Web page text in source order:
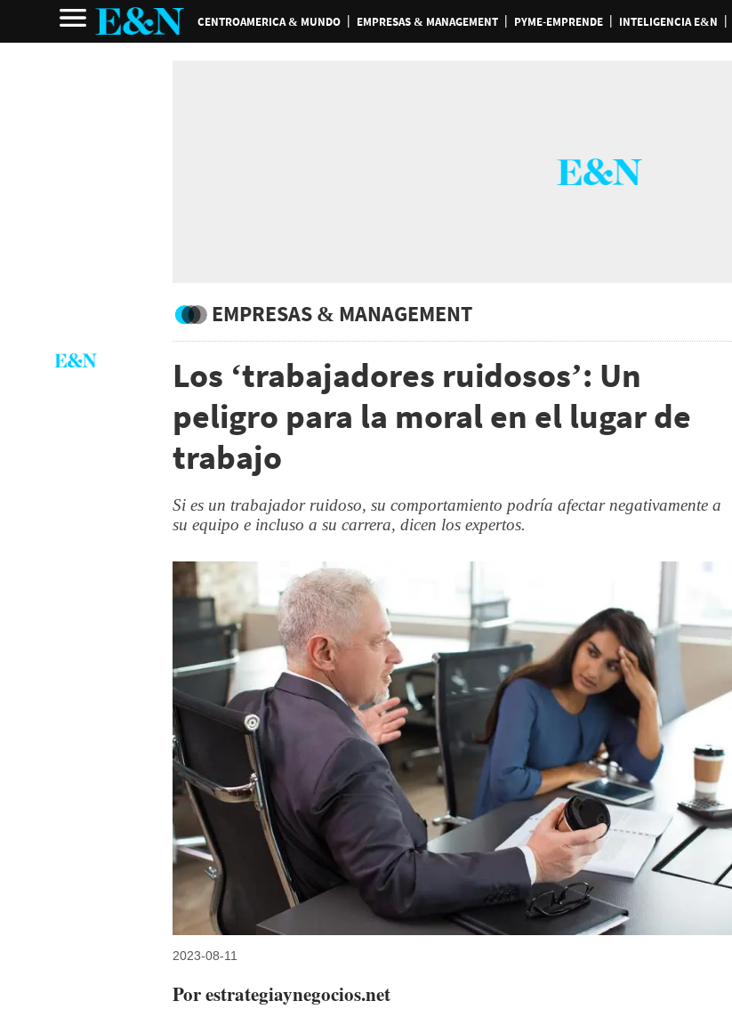
CENTROAMERICA & MUNDO EMPRESAS & MANAGEMENT PYME-EMPRENDE INTELIGENCIA E&N
EMPRESAS & MANAGEMENT
Los ‘trabajadores ruidosos’: Un
peligro para la moral en el lugar de
trabajo
Si es un trabajador ruidoso, su comportamiento podría afectar negativamente a
su equipo e incluso a su carrera, dicen los expertos.
2023-08-11
Por estrategiaynegocios.net